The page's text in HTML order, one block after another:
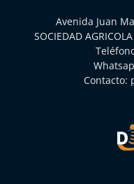
Avenida Juan
SOCIEDAD
Contacto: